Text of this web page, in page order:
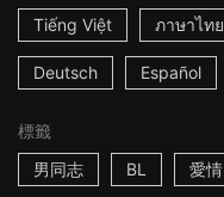
Tiếng Việt ภาษาไทย
Deutsch Español
標籤
男同志
BL 愛情